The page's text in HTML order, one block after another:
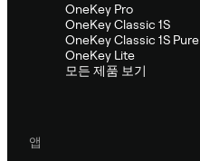
OneKey Pro
OneKey Classic 1S
OneKey Classic 1S Pure
OneKey Lite
모든 제품 보기
앱